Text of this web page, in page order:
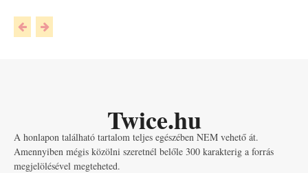
Twice.hu
A honlapon található tartalom teljes egészében NEM vehető át.
Amennyiben mégis közölni szeretnél belőle 300 karakterig a forrás
megjelölésével megteheted.